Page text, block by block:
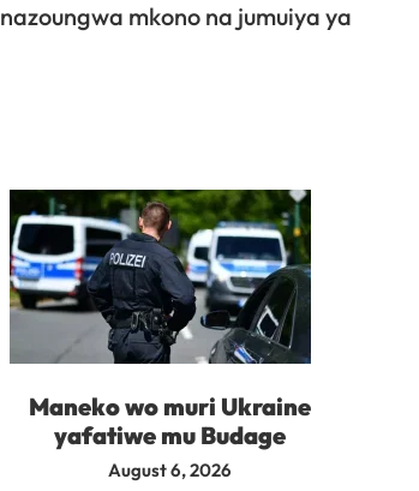
mkono na jumuiya ya
Maneko wo muri Ukraine
yafatiwe mu Budage
August 6, 2026